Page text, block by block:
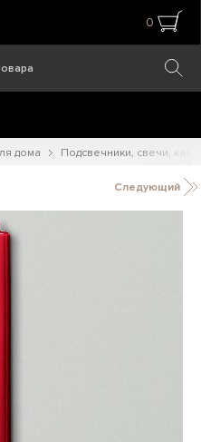
0
дома Подсвечники, свечи,
Следующий